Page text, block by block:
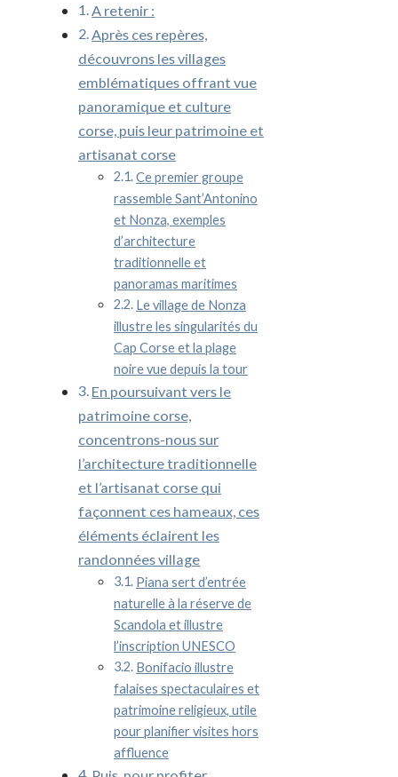
A retenir :
Après ces repères,
découvrons les villages
emblématiques offrant vue
panoramique et culture
corse, puis leur patrimoine et
artisanat corse
Ce premier groupe
rassemble Sant’Antonino
et Nonza, exemples
d’architecture
traditionnelle et
panoramas maritimes
Le village de Nonza
illustre les singularités du
Cap Corse et la plage
noire vue depuis la tour
En poursuivant vers le
patrimoine corse,
concentrons-nous sur
l’architecture traditionnelle
et l’artisanat corse qui
façonnent ces hameaux, ces
éléments éclairent les
randonnées village
Piana sert d’entrée
naturelle à la réserve de
Scandola et illustre
l’inscription UNESCO
Bonifacio illustre
falaises spectaculaires et
patrimoine religieux, utile
pour planifier visites hors
affluence